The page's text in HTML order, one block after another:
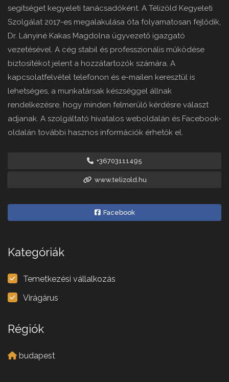
segítséget kegyeleti tanácsadóként. A Télizöld Kegyeleti
Szolgálat 2017-es megalakulása óta folyamatosan fejlődik,
Dr. Lányiné Kakas Magdolna ügyvezető igazgató
vezetésével. A cég stabil és professzionális működése
biztosítékot jelent a hozzátartozók számára. A
kapcsolatfelvétel telefonon és e-mailen keresztül is
lehetséges, a munkatársak készséggel állnak
rendelkezésre, hogy minden felmerülő kérdésre választ
adjanak. A szolgáltató hivatalos weboldalán és Facebook-
oldalán további hasznos információk érhetők el.
+36703111495
www.telizold.hu
Facebook
Kategóriák
Temetkezési vállalkozás
Virágárus
Régiók
budapest